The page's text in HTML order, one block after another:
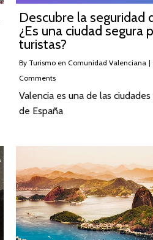
Descubre la seguridad
¿Es una ciudad segura
turistas?
By Turismo en Comunidad Valenciana |
Comments
Valencia es una de las
de España